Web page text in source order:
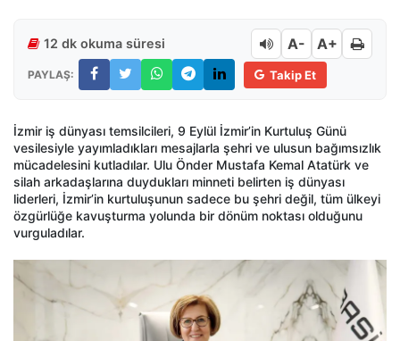
12 dk okuma süresi A- A+
PAYLAŞ: Takip Et
İzmir iş dünyası temsilcileri, 9 Eylül İzmir’in Kurtuluş Günü
vesilesiyle yayımladıkları mesajlarla şehri ve ulusun bağımsızlık
mücadelesini kutladılar. Ulu Önder Mustafa Kemal Atatürk ve
silah arkadaşlarına duydukları minneti belirten iş dünyası
liderleri, İzmir’in kurtuluşunun sadece bu şehri değil, tüm ülkeyi
özgürlüğe kavuşturma yolunda bir dönüm noktası olduğunu
vurguladılar.